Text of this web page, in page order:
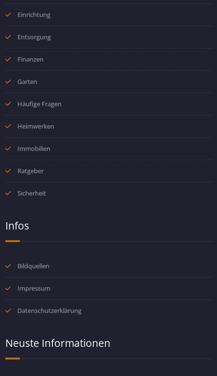
Einrichtung
Entsorgung
Finanzen
Garten
Häufige Fragen
Heimwerken
Immobilien
Ratgeber
Sicherheit
Infos
Bildquellen
Impressum
Datenschutzerklärung
Neuste Informationen